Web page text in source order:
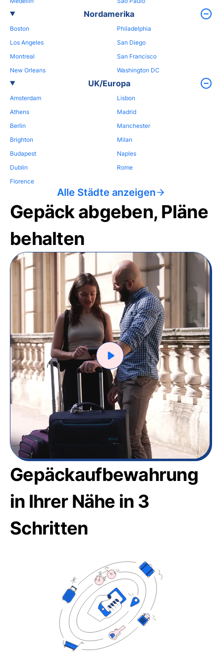
Nordamerika
Boston
Los Angeles
Montreal
New Orleans
Philadelphia
San Diego
San Francisco
Washington DC
UK/Europa
Amsterdam
Athens
Berlin
Brighton
Budapest
Dublin
Florence
Lisbon
Madrid
Manchester
Milan
Naples
Rome
Alle Städte anzeigen
Gepäck abgeben, Pläne
behalten
Gepäckaufbewahrung
in Ihrer Nähe in 3
Schritten